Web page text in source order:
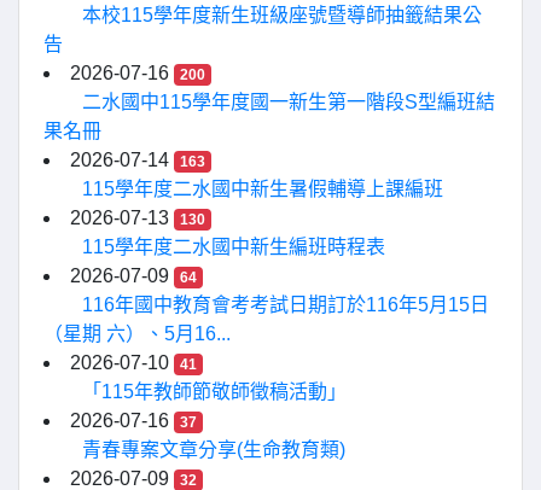
本校115學年度新生班級座號暨導師抽籤結果公
告
2026-07-16
200
二水國中115學年度國一新生第一階段S型編班結
果名冊
2026-07-14
163
115學年度二水國中新生暑假輔導上課編班
2026-07-13
130
115學年度二水國中新生編班時程表
2026-07-09
64
116年國中教育會考考試日期訂於116年5月15日
（星期 六）、5月16...
2026-07-10
41
「115年教師節敬師徵稿活動」
2026-07-16
37
青春專案文章分享(生命教育類)
2026-07-09
32